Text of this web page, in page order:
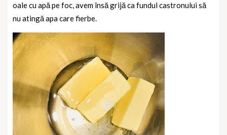
oale cu apă pe foc, avem însă grijă ca fundul castronului să
nu atingă apa care fierbe.